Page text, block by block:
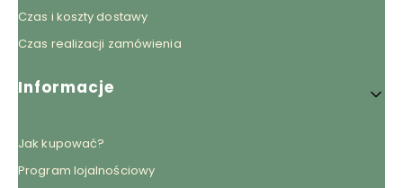
Czas i koszty dostawy
Czas realizacji zamówienia
Informacje
Jak kupować?
Program lojalnościowy